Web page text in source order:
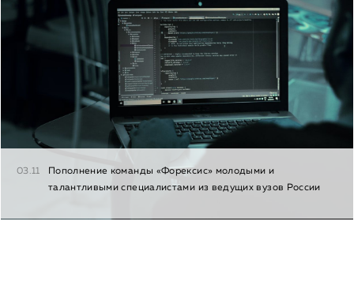
03.11
Пополнение команды «Форексис» молодыми и
талантливыми специалистами из ведущих вузов России